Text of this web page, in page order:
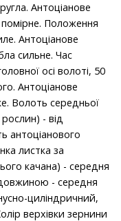
Антоціанове
Положення
Антоціанове
сильне. Час
осі волоті, 50
Антоціанове
Волоть середньої
- від
антоціанового
листка за
качана) - середня
- середня
циліндричний,
верхівки зернини